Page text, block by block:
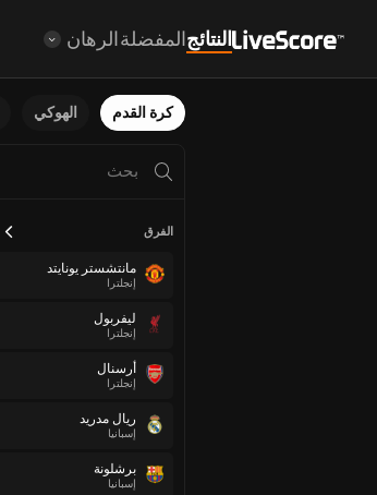
النتائجالمفضلةالرهان
كرة القدم الهوكي
الفرق
مانتشستر يونايتد
إنجلترا
ليفربول
إنجلترا
أرسنال
إنجلترا
ريال مدريد
إسبانيا
برشلونة
إسبانيا